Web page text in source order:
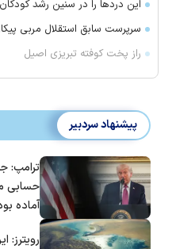
این درد‌ها را در سنین رشد
سرپرست سابق استقلال مربی
راز پخت کوفته تبریزی اصیل
پیشنهاد سردبیر
ترامپ:
حسابی
آماده
رویترز: